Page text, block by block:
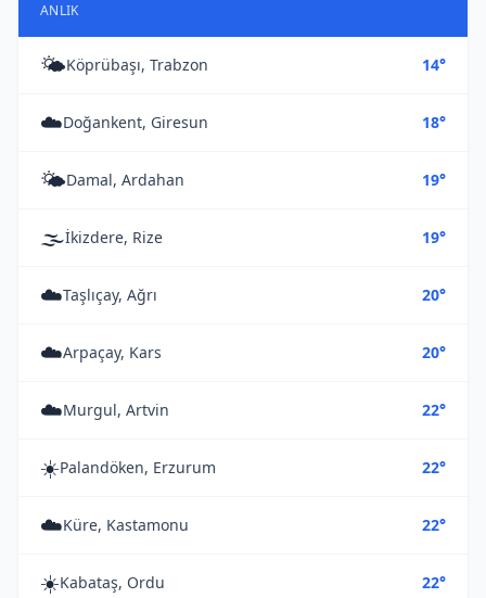
ANLIK
🌤️Köprübaşı, Trabzon 14°
☁️Doğankent, Giresun 18°
🌤️Damal, Ardahan 19°
🌫️İkizdere, Rize 19°
☁️Taşlıçay, Ağrı 20°
☁️Arpaçay, Kars 20°
☁️Murgul, Artvin 22°
☀️Palandöken, Erzurum 22°
☁️Küre, Kastamonu 22°
☀️Kabataş, Ordu 22°